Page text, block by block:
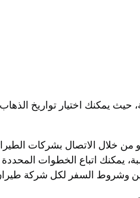
حيث يمكنك اختيار تواريخ
أو من خلال الاتصال بشركات
يمكنك اتباع الخطوات
وشروط السفر لكل شركة